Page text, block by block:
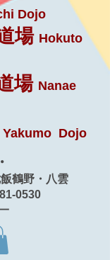
Dojo
場 Hokuto
場 Nanae
Yakumo Dojo
鶴野・八雲
0530